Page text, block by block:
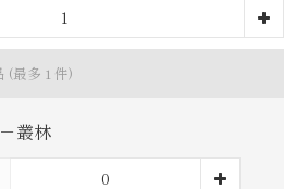
(最多 1 件)
叢林